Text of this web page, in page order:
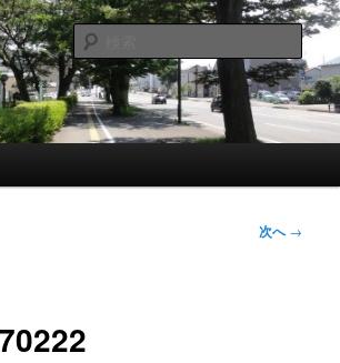
Composerのようなふりして書き散らすblogサイト
検
索
次へ→